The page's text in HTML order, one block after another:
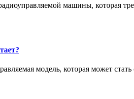
машины, которая
модель, которая может